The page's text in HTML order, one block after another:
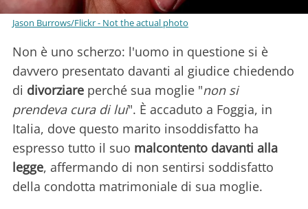
Jason Burrows/Flickr - Not the actual photo
Non è uno scherzo: l'uomo in questione si è
davvero presentato davanti al giudice chiedendo
di divorziare perché sua moglie "non si
prendeva cura di lui". È accaduto a Foggia, in
Italia, dove questo marito insoddisfatto ha
espresso tutto il suo malcontento davanti alla
legge, affermando di non sentirsi soddisfatto
della condotta matrimoniale di sua moglie.